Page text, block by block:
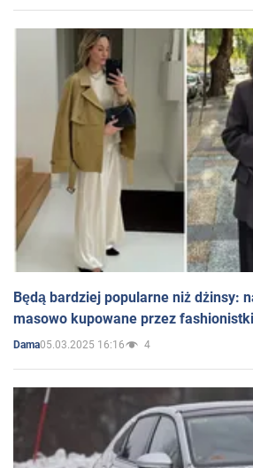
Będą bardziej popularne niż dżinsy:
masowo kupowane przez fashionistki
Dama05.03.2025 16:16 4